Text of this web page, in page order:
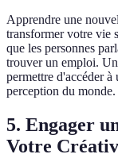
Apprendre une
transformer votre vie
que les personnes
trouver un emploi.
permettre d'accéder
perception du monde.
5. Engager
Votre